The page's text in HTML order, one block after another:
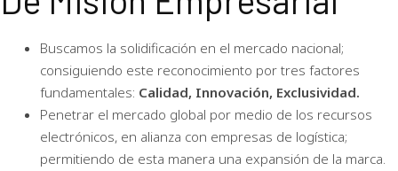
Buscamos la solidificación en el mercado nacional;
consiguiendo este reconocimiento por tres factores
fundamentales: Calidad, Innovación, Exclusividad.
Penetrar el mercado global por medio de los recursos
electrónicos, en alianza con empresas de logística;
permitiendo de esta manera una expansión de la marca.